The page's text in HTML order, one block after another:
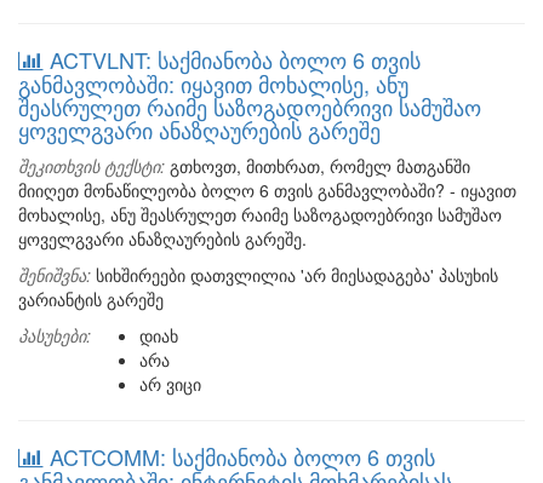
ACTVLNT: საქმიანობა ბოლო 6 თვის
განმავლობაში: იყავით მოხალისე, ანუ
შეასრულეთ რაიმე საზოგადოებრივი სამუშაო
ყოველგვარი ანაზღაურების გარეშე
შეკითხვის ტექსტი: გთხოვთ, მითხრათ, რომელ მათგანში
მიიღეთ მონაწილეობა ბოლო 6 თვის განმავლობაში? - იყავით
მოხალისე, ანუ შეასრულეთ რაიმე საზოგადოებრივი სამუშაო
ყოველგვარი ანაზღაურების გარეშე.
შენიშვნა: სიხშირეები დათვლილია 'არ მიესადაგება' პასუხის
ვარიანტის გარეშე
პასუხები:
დიახ
არა
არ ვიცი
ACTCOMM: საქმიანობა ბოლო 6 თვის